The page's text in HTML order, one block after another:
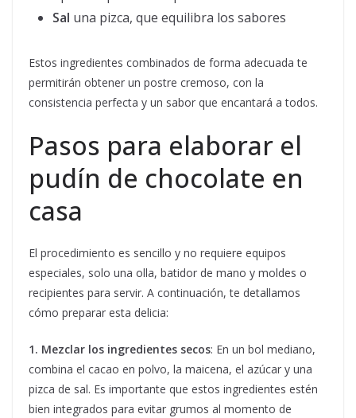
Sal una pizca, que equilibra los sabores
Estos ingredientes combinados de forma adecuada te
permitirán obtener un postre cremoso, con la
consistencia perfecta y un sabor que encantará a todos.
Pasos para elaborar el
pudín de chocolate en
casa
El procedimiento es sencillo y no requiere equipos
especiales, solo una olla, batidor de mano y moldes o
recipientes para servir. A continuación, te detallamos
cómo preparar esta delicia:
1. Mezclar los ingredientes secos: En un bol mediano,
combina el cacao en polvo, la maicena, el azúcar y una
pizca de sal. Es importante que estos ingredientes estén
bien integrados para evitar grumos al momento de